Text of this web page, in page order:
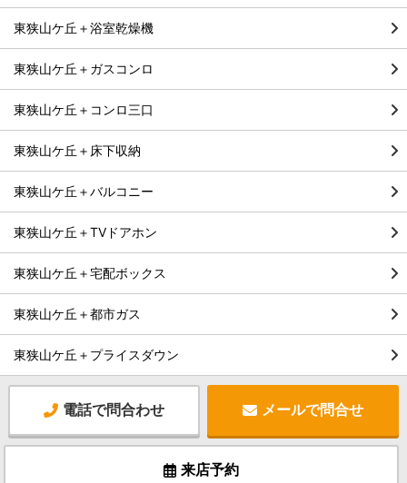
東狭山ケ丘＋浴室乾燥機
東狭山ケ丘＋ガスコンロ
東狭山ケ丘＋コンロ三口
東狭山ケ丘＋床下収納
東狭山ケ丘＋バルコニー
東狭山ケ丘＋TVドアホン
東狭山ケ丘＋宅配ボックス
東狭山ケ丘＋都市ガス
東狭山ケ丘＋プライスダウン
電話で問合わせ メールで問合せ
来店予約